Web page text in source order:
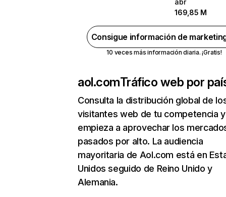
abr
169,85 M
Consigue información de
10 veces más información diaria. ¡Gratis!
aol.comTráfico web por
Consulta la distribución global de
visitantes web de tu competencia y
empieza a aprovechar los
pasados por alto. La audiencia
mayoritaria de Aol.com está en
Unidos seguido de Reino Unido y
Alemania.